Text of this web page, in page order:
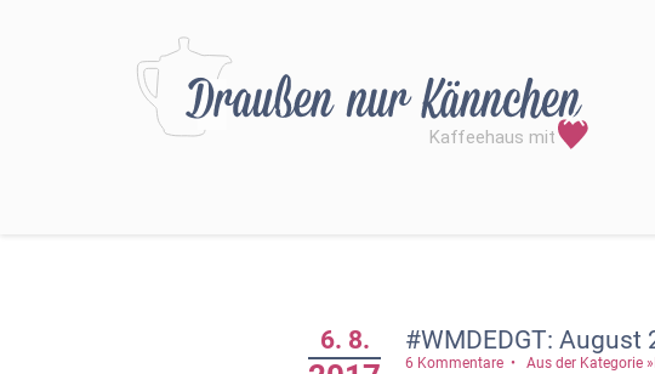
#WMDEDGT: August
6. 8.
6 Kommentare Aus der Kategorie